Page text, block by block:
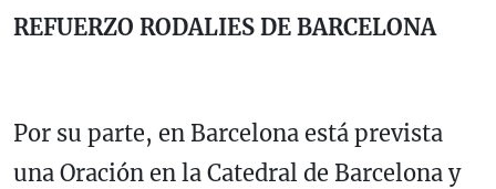
REFUERZO RODALIES DE BARCELONA
Por su parte, en Barcelona está prevista
una Oración en la Catedral de Barcelona y